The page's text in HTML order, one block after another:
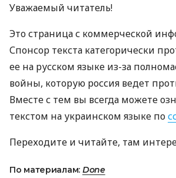
Уважаемый читатель!
Это страница с коммерческой
Спонсор текста категорически
ее на русском языке из-за
войны, которую россия ведет
Вместе с тем вы всегда можете
текстом на украинском языке по
Переходите и читайте, там
По материалам: Done